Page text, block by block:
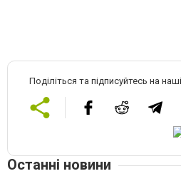
Поділіться та підписуйтесь на
Останні новини